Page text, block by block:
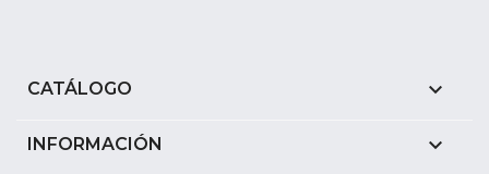
CATÁLOGO 
INFORMACIÓN 